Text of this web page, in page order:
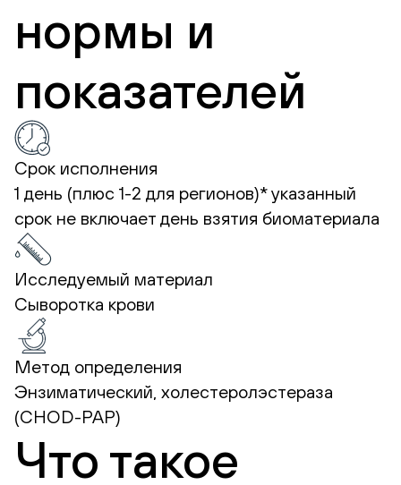
нормы и
показателей
Срок исполнения
1 день (плюс 1-2 для регионов)*указанный
срок не включает день взятия биоматериала
Исследуемый материал
Сыворотка крови
Метод определения
Энзиматический, холестеролэстераза
(CHOD-PAP)
Что такое